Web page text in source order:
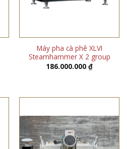
Máy pha cà phê XLVI
Steamhammer X 2 group
186.000.000 ₫